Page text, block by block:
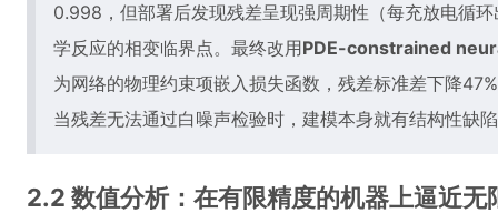
0.998，但部署后发现残差呈现强周期性（每充放电循
学反应的相变临界点。最终改用PDE-constrained
为网络的物理约束项嵌入损失函数，残差标准差下降
当残差无法通过白噪声检验时，建模本身就有结构性缺
2.2 数值分析：在有限精度的机器上逼近无